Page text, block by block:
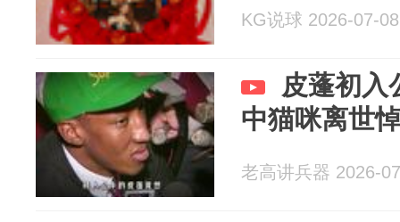
KG说球 2026-07-08
皮蓬初入
中猫咪离世
老高讲兵器 2026-